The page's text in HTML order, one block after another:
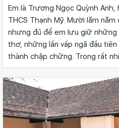
Em là Trương Ngọc Quỳnh
THCS Thạnh Mỹ. Mười lăm
nhưng đủ để em lưu giữ những
thơ, những lần vấp ngã đầu
thành chập chững. Trong rất